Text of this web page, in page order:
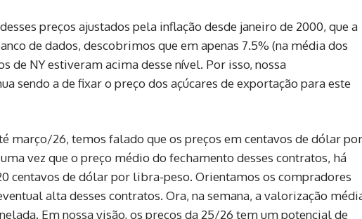
preços ajustados pela inflação desde janeiro de 2000, que a
de dados, descobrimos que em apenas 7.5% (na média dos
de NY estiveram acima desse nível. Por isso, nossa
sendo a de fixar o preço dos açúcares de exportação para este
março/26, temos falado que os preços em centavos de dólar por
vez que o preço médio do fechamento desses contratos, há
centavos de dólar por libra-peso. Orientamos os compradores
alta desses contratos. Ora, na semana, a valorização
Em nossa visão, os preços da 25/26 tem um potencial de